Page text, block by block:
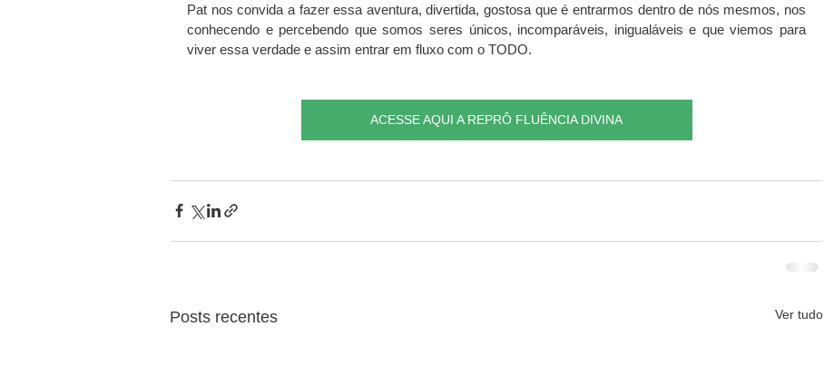
Pat nos convida a fazer essa aventura, divertida, gostosa que é entrarmos dentro de nós mesmos, nos
conhecendo e percebendo que somos seres únicos, incomparáveis, inigualáveis e que viemos para
viver essa verdade e assim entrar em fluxo com o TODO.
ACESSE AQUI A REPRÔ FLUÊNCIA DIVINA
Posts recentes Ver tudo